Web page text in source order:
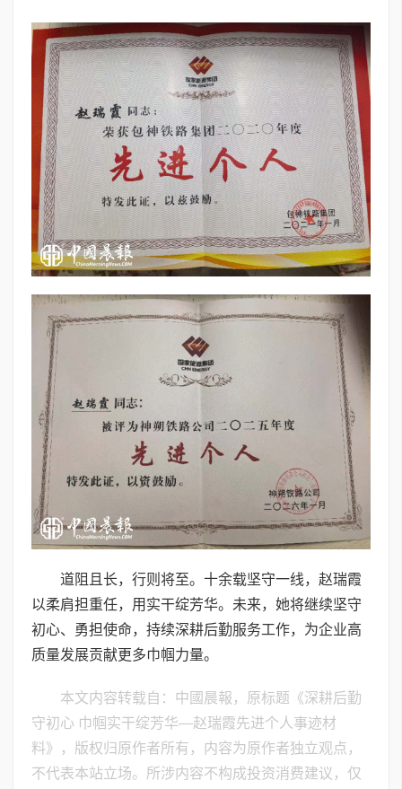
道阻且长，行则将至。十余载坚守一线，赵瑞霞
以柔肩担重任，用实干绽芳华。未来，她将继续坚守
初心、勇担使命，持续深耕后勤服务工作，为企业高
质量发展贡献更多巾帼力量。
本文内容转载自：中國晨報，原标题《深耕后勤
守初心 巾帼实干绽芳华—赵瑞霞先进个人事迹材
料》，版权归原作者所有，内容为原作者独立观点，
不代表本站立场。所涉内容不构成投资消费建议，仅